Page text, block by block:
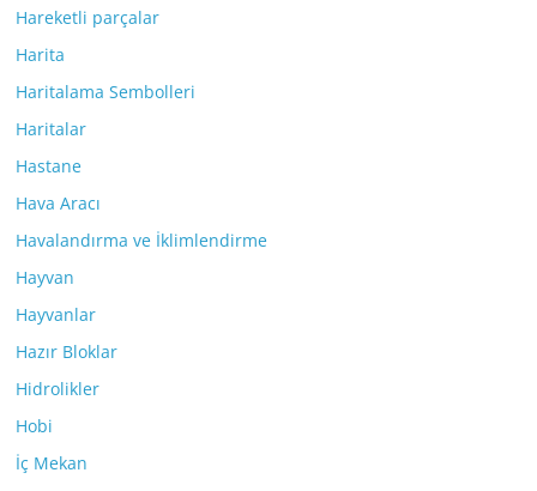
Hareketli parçalar
Harita
Haritalama Sembolleri
Haritalar
Hastane
Hava Aracı
Havalandırma ve İklimlendirme
Hayvan
Hayvanlar
Hazır Bloklar
Hidrolikler
Hobi
İç Mekan